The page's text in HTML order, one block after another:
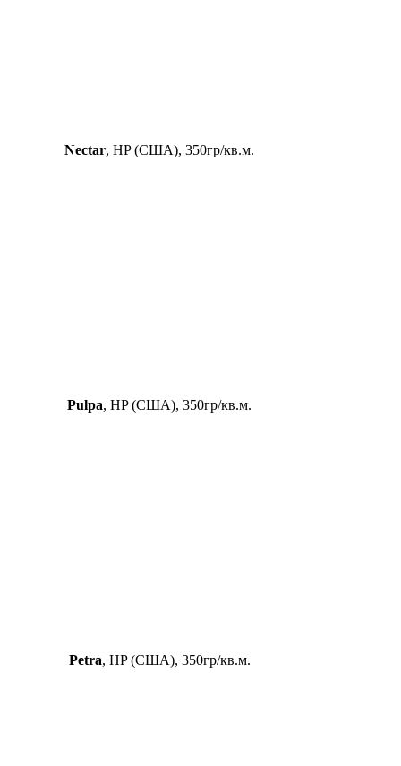
Nectar, HP (США), 350гр/кв.м.
Pulpa, HP (США), 350гр/кв.м.
Petra, HP (США), 350гр/кв.м.